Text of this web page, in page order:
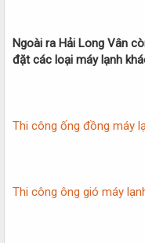
Ngoài ra Hải Long Vân
đặt các loại máy lạnh
Thi công ống đồng máy
Thi công ông gió máy